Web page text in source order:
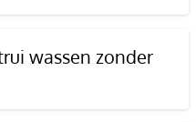
wassen zonder